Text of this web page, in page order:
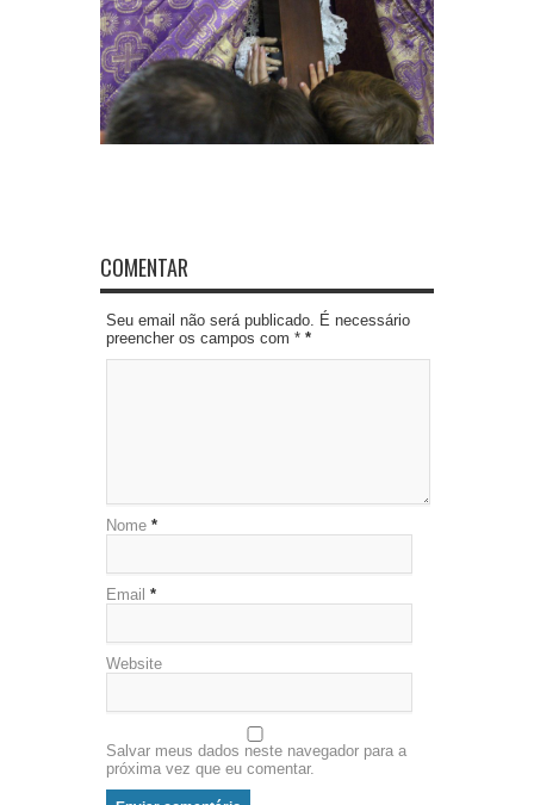
COMENTAR
Seu email não será publicado. É necessário
preencher os campos com * *
Nome *
Email *
Website
Salvar meus dados neste navegador para a
próxima vez que eu comentar.